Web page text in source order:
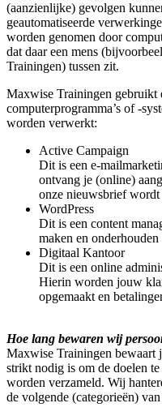
(aanzienlijke) gevolgen
geautomatiseerde
worden genomen door
dat daar een mens
Trainingen) tussen zit.
Maxwise Trainingen gebruikt
computerprogramma’s of -
worden verwerkt:
Active Campaign
Dit is een e-
ontvang je (online)
onze nieuwsbrief
WordPress
Dit is een content
maken en
Digitaal Kantoor
Dit is een online
Hierin worden jouw
opgemaakt en
Hoe lang bewaren wij
Maxwise Trainingen bewaart
strikt nodig is om de doelen
worden verzameld. Wij
de volgende (categorieën)